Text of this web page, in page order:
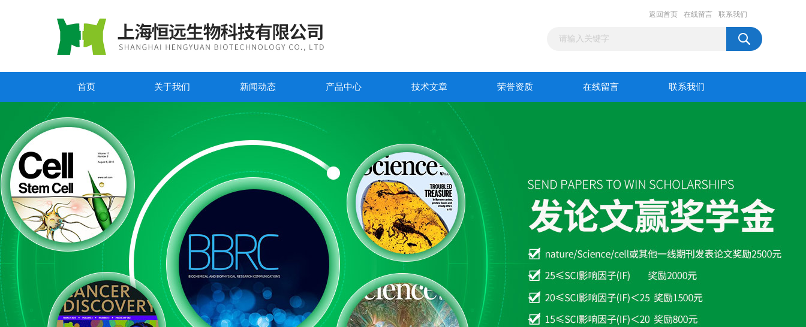
返回首页 在线留言 联系我们
首页 关于我们 新闻动态 产品中心 技术文章 荣誉资质 在线留言 联系我们